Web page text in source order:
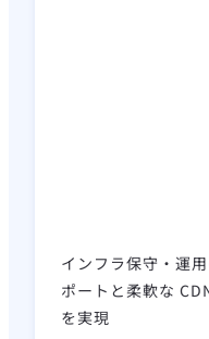
インフラ保守・運
ポートと柔軟な
を実現